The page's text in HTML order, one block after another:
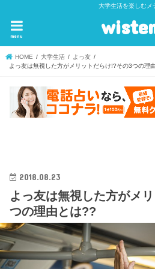
大学生活を楽しむメ
menu
HOME 大学生活
よっ友
よっ友は無視した方がメリットだらけ!?その3つの理
2018.08.23
よっ友は無視した方がメ
つの理由とは??